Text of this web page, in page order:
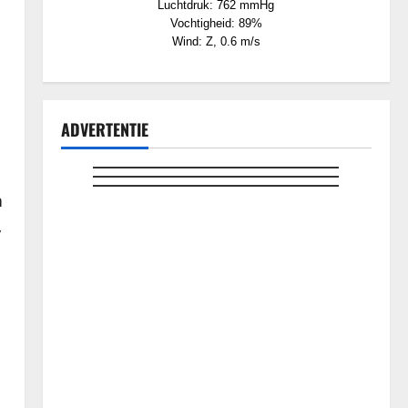
Luchtdruk: 762 mmHg
Vochtigheid: 89%
Wind: Z, 0.6 m/s
ADVERTENTIE